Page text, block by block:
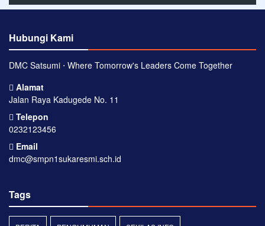
Hubungi Kami
DMC Satsumi ⋅ Where Tomorrow's Leaders Come Together
Alamat
Jalan Raya Kadugede No. 11
Telepon
0232123456
Email
dmc@smpn1sukaresmi.sch.id
Tags